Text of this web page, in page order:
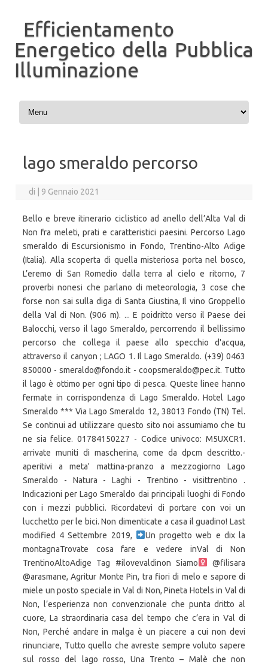
Efficientamento
Energetico della Pubblica
Illuminazione
Vai al contenuto
lago smeraldo percorso
di 9 Gennaio 2021
Bello e breve itinerario ciclistico ad anello dell’Alta Val di
Non fra meleti, prati e caratteristici paesini. Percorso Lago
smeraldo di Escursionismo in Fondo, Trentino-Alto Adige
(Italia). Alla scoperta di quella misteriosa porta nel bosco,
L’eremo di San Romedio dalla terra al cielo e ritorno, 7
proverbi nonesi che parlano di meteorologia, 3 cose che
forse non sai sulla diga di Santa Giustina, Il vino Groppello
della Val di Non. (906 m). ... E poidritto verso il Paese dei
Balocchi, verso il lago Smeraldo, percorrendo il bellissimo
percorso che collega il paese allo specchio d'acqua,
attraverso il canyon ; LAGO 1. Il Lago Smeraldo. (+39) 0463
850000 - smeraldo@fondo.it - coopsmeraldo@pec.it. Tutto
il lago è ottimo per ogni tipo di pesca. Queste linee hanno
fermate in corrispondenza di Lago Smeraldo. Hotel Lago
Smeraldo *** Via Lago Smeraldo 12, 38013 Fondo (TN) Tel.
Se continui ad utilizzare questo sito noi assumiamo che tu
ne sia felice. 01784150227 - Codice univoco: M5UXCR1.
arrivate muniti di mascherina, come da dpcm descritto.-
aperitivi a meta' mattina-pranzo a mezzogiorno Lago
Smeraldo - Natura - Laghi - Trentino - visittrentino .
Indicazioni per Lago Smeraldo dai principali luoghi di Fondo
con i mezzi pubblici. Ricordatevi di portare con voi un
lucchetto per le bici. Non dimenticate a casa il guadino! Last
modified 4 Settembre 2019,
Un progetto web e dix la
montagnaTrovate cosa fare e vedere inVal di Non
TrentinoAltoAdige Tag #ilovevaldinon Siamo‍
@filisara @arasmane, Agritur Monte Pin, tra fiori di melo e sapore di miele un posto speciale in Val di Non, Pineta Hotels in Val di Non, l’esperienza non convenzionale che punta dritto al cuore, La straordinaria casa del tempo che c’era in Val di Non, Perché andare in malga è un piacere a cui non devi rinunciare, Tutto quello che avreste sempre voluto sapere sul rosso del lago rosso, Una Trento – Malè che non immaginate ma che sarete felici di conoscere, 5 eremi in Val di Non che risveglieranno la vostra voglia di scoperta, C’era una volta la ferrovia dell’Alta Anaunia, Vallavena. Lago Smeraldo e Rio Sass in Val di Non ti aspettano. A piedi si fa la riva destra del lago e ci si immette nel sentiero/canyon del burrone che ci riporta a Fondo. È interessante fermarsi a guardare la natura circostante, ascoltare i rumori provenienti dal canyon e magari iniziare da qui la visita per il Rio Sass. Lago Smeraldo. Qui potete fare un ristoro al bar o sul prato e tornare per la stessa strada o proseguire la camminata seguendo i segnaposti del sentiero Lago Smeraldo- doss di Sedruna (si arriva in 20 minuti). Lago di Erdemolo A pochi chilometri da Trento, capoluogo di regione, sulla selvaggia catena del Lagorai, il laghetto alpino di Erdemolo fa splendida mostra con la sua suggestiva forma a cuore. Il nome è evocativo della colorazione che le acque raggiungono durante il periodo estivo, stagione nella quale le conifere vengono riflesse dal lago e gli conferiscono delle tonalità davvero inimitabili. Il lago Smeraldo, si trova a Fondo a nord della valle di Non a m.1001 ed ha una superficie di 10 mila metri quadrati. E’ una passeggiata che collega il centro di Fondo al lago e percorrendola si passa attraverso un canyon spettacolare scavato dal Rio Sass. Nel caso in cui lo effettuiate con dei bambini, occorre prestare attenzione perchè il percorso é a picco sul lago sottostante. Il Sentiero Smeraldo inizia presso la stazione ferroviaria di Mendrisio e attraversa in nove tappe un comprensorio in cui vive una varietà particolarmente nutrita di ramarri. Il percorso a piedi al Lago Smeraldo è breve, ma molto bello e particolare; d’estate nel canyon la temperatura è veramente fresca e ristoratrice. Scarica la traccia GPS e segui il percorso su una mappa. E’ un bacino artificiale che, inserito nell’ambiente alpino della zona, ne aumenta il fascino e la bellezza; realizzato in tempi recenti (1964) sbarrando il corso del Rio Fondo, il lago è diventato l’orgoglio della comunità. Il percorso in automobile dall’Ostello di Rovereto fino al Lago Smeraldo e Rio Sass in Val di Non dura all’incirca una quarantina di minuti. Il percorso per la passeggiata al lago smeraldo non è molto lungo o difficoltoso, circa un paio di chilometri per una durata di circa mezz’ora, per un dislivello di 145 metri dove si alternano una serie di ponti e passerelle. Dal Monte San Giorgio alla Valle della Motta e dal Parco delle Gole della Breggia al Monte … Muovi le frecce per aumentare il dettaglio, Pista ciclabile dell'Alta Val di Non e Lago Smeraldo, Vedi tutte le segnalazioni sulle aree protette, Scopri la destinazione: Cicloturismo in Val di Non. Pista ciclabile molto facile di soli 24 Km di lunghezza, ma molto bella dal punto di vista paesaggistico. il nuovo lago smeraldo vi da il benvenuto!! Il percorso è agevole nel primo tratto fino allo sbarramento che separa i due laghi ma non adatto a bambini troppo piccoli o sul passeggino. Lago di Cauma: le acque smeraldo dei Caraibi a Flims Nel mezzo di un bosco sotto Flims, in località Flims Waldhaus, c’è uno specchio d’acqua dai colori fenomenali che ricordano il mare dei Caraibi: è il Lago … Villalago – (AQ) – Abruzzo. Dal momento che non siamo saliti in vetta, decidiamo di riposarci un’oretta sulle rive del Lago Smeraldo. ... di uno splendido color smeraldo e la forra scavata. lago grande: sabato 18 e domenica 19 dicembre. Realizzato nel 1965 sbarrando il corso del Rio Fondo, il lago è diventato l’orgoglio della comunità. Proseguendo sul lato opposto del lago si trova una scalinata in ferro che scende costeggiando la cascata, e da lì parte un sentiero. ORARI APERTURA UFFICIO: dal 25 novembre a fine marzo 9.00-12.30 dal lunedì al sabato. Dal ponte in legno della ciclabile che sovrasta la strada statale tra Malosco e Romeno si va a destra verso la frazione di Salter. La restante parte … A Fondo in alta Val di Non in Trentino sorge l'Hotel Lago Smeraldo, 3 stelle, immerso in un incantevole pineta di larici abeti e pini in riva all’idilliaco Lago Smeraldo e in prossimitá del percorso naturalistico Canyon Rio Sass. Le iridee sono molto aggressive e si esibiscono in poderosi combattimenti, al limite del rocambolesco. Il percorso dura circa 2km, in circa 30 minuti si arriva al cospetto della meraviglia del lago. Un percorso per tutta la famiglia tra pareti di roccia verticali, cascate, ponti sospesi e antichi mulini che conduce al lago Smeraldo, un bacino dalle acque fresche e cristalline. Si torna indietro sullo stesso percorso. Il giro completo è di circa 6 km, il dislivello in salita è circa 150 m e si percorre in 2 ore – 2 ore e mezza. Il percorso e' adatto anche ai passeggini, fiancheggia il boschetto, passando da una ricostruzione di un mulino fino ad arrivare al lago. Si parte dal Mulino Bertagnolli, recentemente restaurato, e si entra nella forra seguendo il corso del rio fino alla diga di sbarramento che forma il lago Smeraldo. Prodotti e piatti tipici: I piatti della cucina di Barcis custodiscono i sapori tipici della cultura gastronomica friulana. È uno dei bacini artificiali più conosciuti ed apprezzati di tutto il Trentino. Orto botanico - mulino di Fondo - giro lago - orto botanico Il Monte Pin. Qui si passa vicino alla Chiesa di sant’Antonio Abate e si continua raggiungendo nell’ordine Cavareno, Ronzone, Malosco e Fondo. nello splendido scenario delle . Una facile e suggestiva passeggiata libera sul fondo di un burrone scavato nel corso dei millenni dal Rio Sass. Tel. Apertura/Chiusura. Facile percorso che, dal centro di Fondo, porta al lago Smeraldo passando per il suggestivo burrone del Rio Sass. Come arrivare in treno, in auto, a piedi o in bici. faremo immissioni di trote anche da kg . Reculaye, alla scoperta del lago color smeraldo. Fisc. Si può arrivare al lago Smeraldo di Fondo in macchina dal bivio sulla strada SS238 delle Palade o a piedi dal centro del paese percorrendo la passeggiata del burrone di Fondo. Bus: 246, B630; Come arrivare a Lago Smeraldo in Bus? Percorso Lago smeraldo di Escursionismo in Fondo, Trentino-Alto Adige (Italia). Si risale per il medesimo sentiero. Questo sito Web utilizza i cookie per migliorare la tua esperienza. La balneazione è consentita nei punti di accesso previsti in vari punti del lago. +39 0463 83 98 89 info@hotellagosmeraldo.it Luned Laghetto Smeraldo. Pista ciclabile molto facile di soli 24 Km di lunghezza, ma molto bella dal punto di vista paesaggistico. Manuale Il lago Smeraldo è un lago artificiale che si trova a 1 001 m s.l.m. 2020 – DATE DISPONIBILI IN BASSO Questo percorso è libero tutti possono percorrerlo e quando lo facciamo i miei figli si guardano attorno come veri esploratori perché se si osserva bene si possono trovare concrezioni, marmitte dei giganti e anche i fossili incastonati nella roccia. GOLE DEL SAGITTARIO. Registra i tuoi spostamenti con l'app, carica il percorso … Con la bici si ritorna a Fondo e si riprende la ciclabile verso Romeno e il punto di partenza. Il percorso a piedi al Lago Smeraldo è breve, ma molto bello e particolare; d’estate nel canyon la temperatura è veramente fresca e ristoratrice. Inizialmente vi condurrà nel canyon permettendovi di passeggiare sopra al fiume tramite delle passerelle griglie in metallo, poi potrete continuare fino al paese di Fondo tramite un sentiero normalissimo. Dal Borgo al Lago dell’Eremita Lago color smeraldo ed Eremo di San Domenico Escursione ADATTA A TUTTI TRA I MAGICI COLORI AUTUNNALI. Part. Il lago Smeraldo è altresì un ottimo spot anche per lo spinning e l'area trout: quest'ultima può essere praticata con canne da 0,5/5 grammi, e ondulanti da 2,5/4 grammi, a patto che lavorino in superficie. Vi lasciamo con un ultimo scatto per farvi sognare ancora questi meravigliosi scorci trentini… Lago Smeraldo – Canyon Rio Sass Itinerario ad anello da Via Lago Smeraldo - livello percorso escursionistico per esperti. L’andata è facile, strada sterrata e strada asfaltata, mentre il ritorno è più impegnativo, perché per una buona parte si scende su sentiero ripido. Raggiungerlo non è certamente difficile ma richiede un paio di ore di trekking con un dislivello intorno ai 500 metri; il lago si trova a 2014 metri sul livello del mare. Volendo tagliare per tornare subito al punto di partenza, si può scendere sul ripido sentiero della Val del Liso che riporta al lago Smeraldo. A Fondo si abbandona la ciclabile e ci si dirige al Lago Smeraldo. Parcheggio sotto il ponte in legno della ciclabile che sovrasta la strada statale tra Malosco e Romeno. La camminata che sa di buono, Creative Commons Attribution-NonCommercial-NoDerivatives 4.0 International License. Video dell'escursione: https://youtu.be/0Koy1fdRtz4, www.ciclabili.provincia.tn.it/tracciati_ciclopedonali/-val_di_non/pagina91.html, A fianco del ponte della ciclabile dopo Malgolo, Aggiungi il primo contributo della Community. Cooperativa Smeraldo Scarl - Piazza San Giovanni 9 - Fondo - 38013 BORGO D'ANAUNIA - Val di Non - Trentino. +39 0463 83 11 04 Fax. Guarda qui tutte le informazioni su come arrivare al Lago Smeraldo sia in macchina che a piedi e scrivici nei commenti se hai bisogno di un consiglio! Il percorso è tutto su passerelle che si diramano lungo le pareti del canyon, meglio evitare le scarpe da ginnastica perchè si può facilmente scivolare, meglio una calzatura comoda senza suola liscia e … L’itinerario per MTB numero 1413 è un bel tour ad anello che dal Lago Smeraldo, vicino a Fondo, vi porterà al Lago di Tret. Storia di una passio